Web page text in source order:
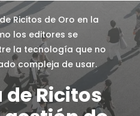
Ricitos de Oro en la
los editores se
la tecnología que no
compleja de usar.
Ricitos